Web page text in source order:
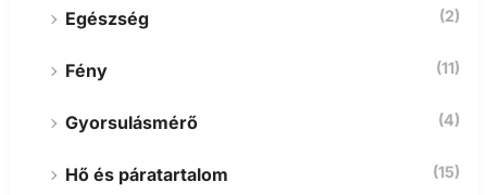
Egészség (2)
Fény (11)
Gyorsulásmérő (4)
Hő és páratartalom (15)